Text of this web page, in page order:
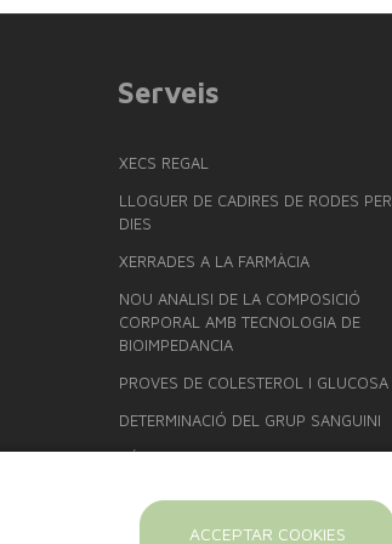
Serveis
XECS REGAL
LLOGUER DE CADIRES DE RODES PER
DIES
XERRADES A LA FARMÀCIA
NOU ANALISI DE LA COMPOSICIÓ
CORPORAL AMB TECNOLOGIA DE
BIOIMPEDANCIA
PROVES DE COLESTEROL I GLUCOSA
DETERMINACIÓ DEL GRUP SANGUINI
FÓRMULES MAGISTRALS
CISTELLES PER NADONS
ACCEPTAR COOKIES